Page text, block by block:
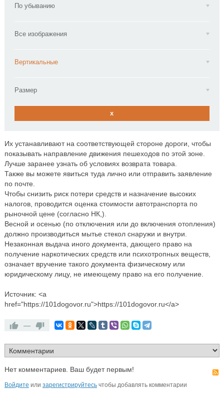
По убыванию
Все изображения
Вертикальные
Размер
x
Их устанавливают на соответствующей стороне дороги, чтобы
показывать направление движения пешеходов по этой зоне.
Лучше заранее узнать об условиях возврата товара.
Также вы можете явиться туда лично или отправить заявление
по почте.
Чтобы снизить риск потери средств и назначение высоких
налогов, проводится оценка стоимости автотранспорта по
рыночной цене (согласно НК,).
Весной и осенью (по отключения или до включения отопления)
должно производиться мытье стекол снаружи и внутри.
Незаконная выдача иного документа, дающего право на
получение наркотических средств или психотропных веществ,
означает вручение такого документа физическому или
юридическому лицу, не имеющему право на его получение.
Источник: <a
href="https://101dogovor.ru">https://101dogovor.ru</a>
—
Нет комментариев. Ваш будет первым!
Войдите или зарегистрируйтесьчтобы добавлять комментарии